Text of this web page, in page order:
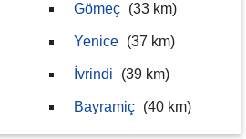
Gömeç (33 km)
Yenice (37 km)
İvrindi (39 km)
Bayramiç (40 km)